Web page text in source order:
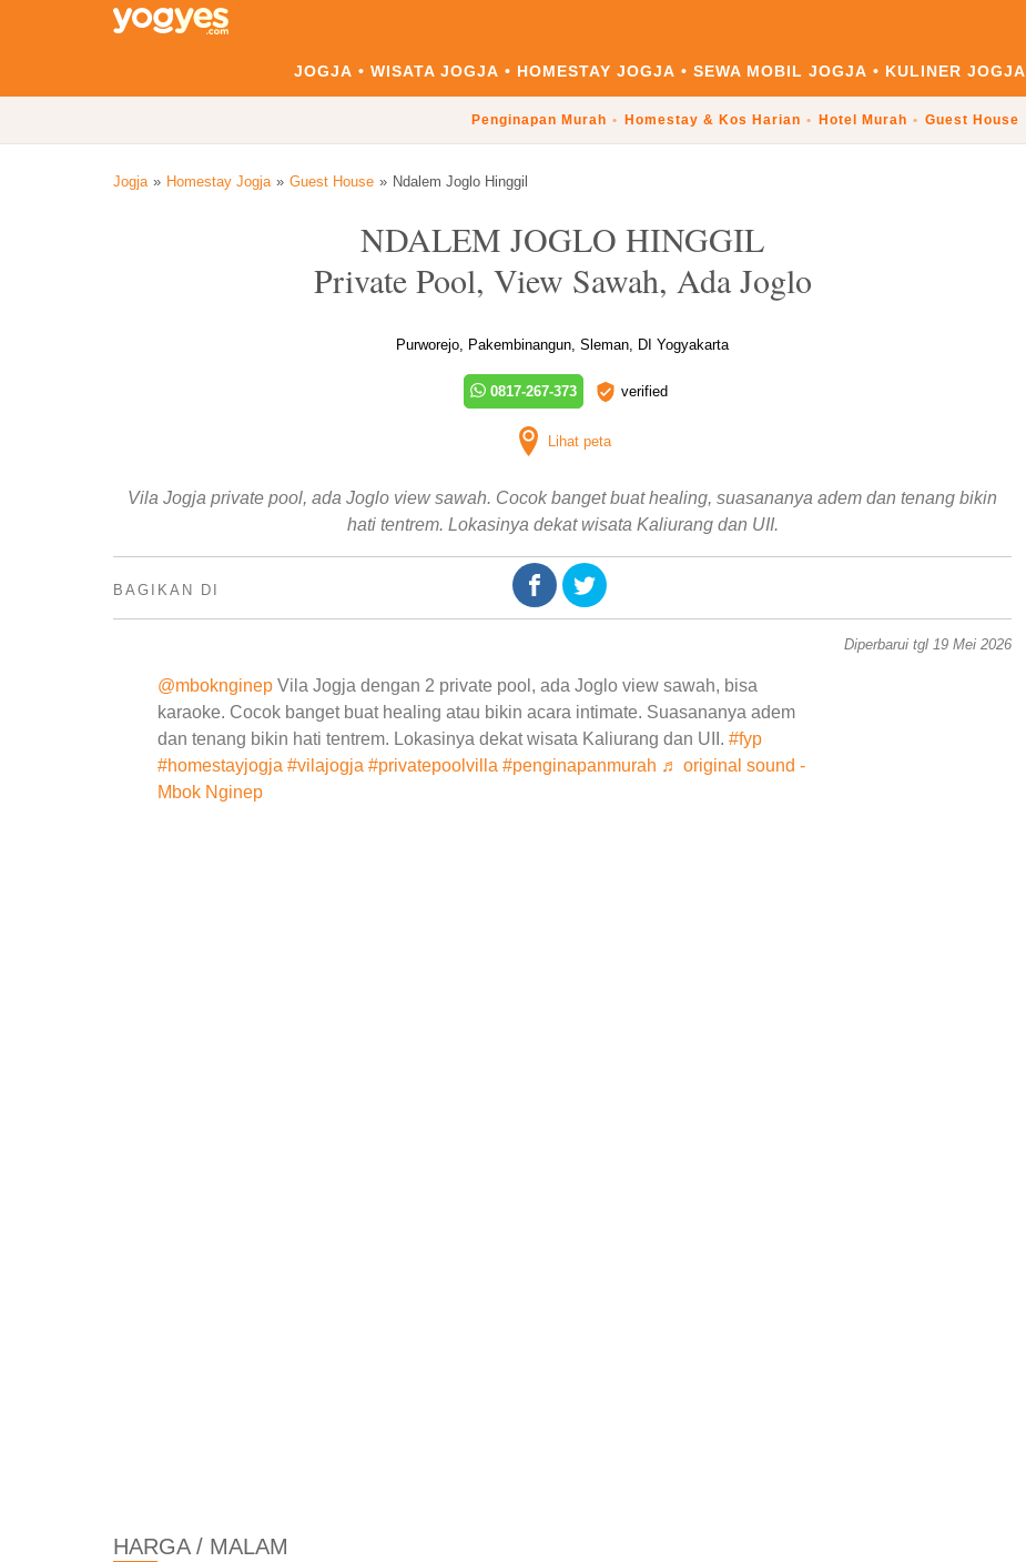
JOGJA WISATA JOGJA HOMESTAY JOGJA SEWA MOBIL JOGJA KULINER JOGJA
Penginapan Murah Homestay & Kos Harian Hotel Murah Guest House
Jogja Homestay Jogja Guest House Ndalem Joglo Hinggil
NDALEM JOGLO HINGGIL
Private Pool, View Sawah, Ada Joglo
Purworejo, Pakembinangun, Sleman, DI Yogyakarta
0817-267-373 verified
Lihat peta
Vila Jogja private pool, ada Joglo view sawah. Cocok banget buat healing, suasananya adem dan tenang bikin
hati tentrem. Lokasinya dekat wisata Kaliurang dan UII.
BAGIKAN DI
Diperbarui tgl 19 Mei 2026
@mboknginep Vila Jogja dengan 2 private pool, ada Joglo view sawah, bisa
karaoke. Cocok banget buat healing atau bikin acara intimate. Suasananya adem
dan tenang bikin hati tentrem. Lokasinya dekat wisata Kaliurang dan UII. #fyp
#homestayjogja #vilajogja #privatepoolvilla #penginapanmurah ♬ original sound -
Mbok Nginep
HARGA / MALAM